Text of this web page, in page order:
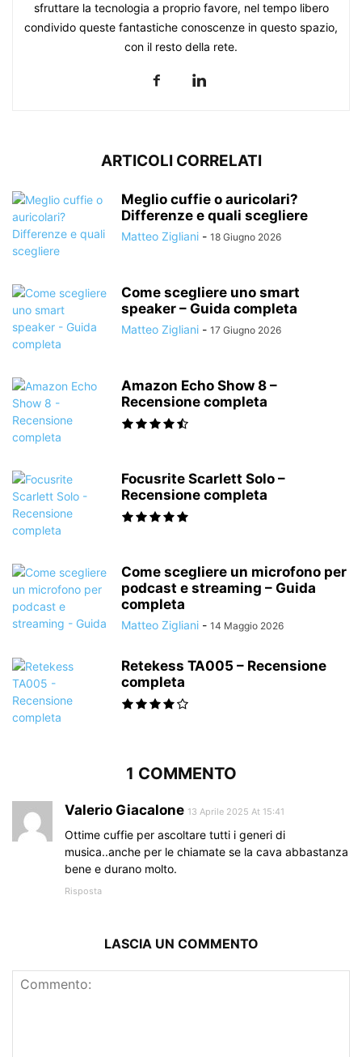
sfruttare la tecnologia a proprio favore, nel tempo libero
condivido queste fantastiche conoscenze in questo spazio,
con il resto della rete.
ARTICOLI CORRELATI
Meglio cuffie o auricolari?
Differenze e quali scegliere
Matteo Zigliani - 18 Giugno 2026
Come scegliere uno smart
speaker – Guida completa
Matteo Zigliani - 17 Giugno 2026
Amazon Echo Show 8 –
Recensione completa
Focusrite Scarlett Solo –
Recensione completa
Come scegliere un microfono per
podcast e streaming – Guida
completa
Matteo Zigliani - 14 Maggio 2026
Retekess TA005 – Recensione
completa
1 COMMENTO
Valerio Giacalone 13 Aprile 2025 At 15:41
Ottime cuffie per ascoltare tutti i generi di
musica..anche per le chiamate se la cava abbastanza
bene e durano molto.
Risposta
LASCIA UN COMMENTO